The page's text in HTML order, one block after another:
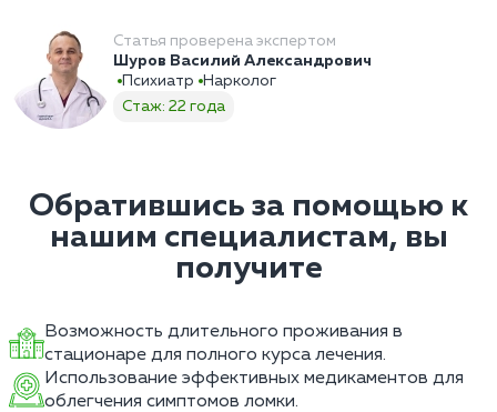
Статья проверена экспертом
Шуров Василий Александрович
Психиатр
Нарколог
Стаж: 22 года
Обратившись за помощью к
нашим специалистам, вы
получите
Возможность длительного проживания в
стационаре для полного курса лечения.
Использование эффективных медикаментов для
облегчения симптомов ломки.